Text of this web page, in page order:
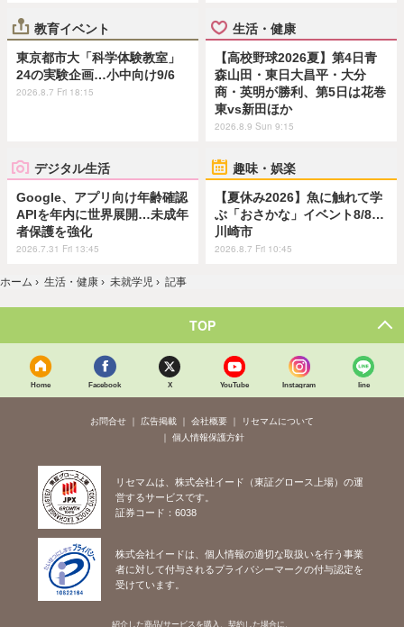
教育イベント
東京都市大「科学体験教室」
24の実験企画…小中向け9/6
2026.8.7 Fri 18:15
生活・健康
【高校野球2026夏】第4日青
森山田・東日大昌平・大分
商・英明が勝利、第5日は花巻
東vs新田ほか
2026.8.9 Sun 9:15
デジタル生活
Google、アプリ向け年齢確認
APIを年内に世界展開…未成年
者保護を強化
2026.7.31 Fri 13:45
趣味・娯楽
【夏休み2026】魚に触れて学
ぶ「おさかな」イベント8/8…
川崎市
2026.8.7 Fri 10:45
ホーム › 生活・健康 › 未就学児 › 記事
TOP
Home Facebook X YouTube Instagram line
お問合せ 広告掲載 会社概要
リセマムについて
個人情報保護方針
リセマムは、株式会社イード（東証グロース上場）の運
営するサービスです。
証券コード：6038
株式会社イードは、個人情報の適切な取扱いを行う事業
者に対して付与されるプライバシーマークの付与認定を
受けています。
紹介した商品/サービスを購入、契約した場合に、